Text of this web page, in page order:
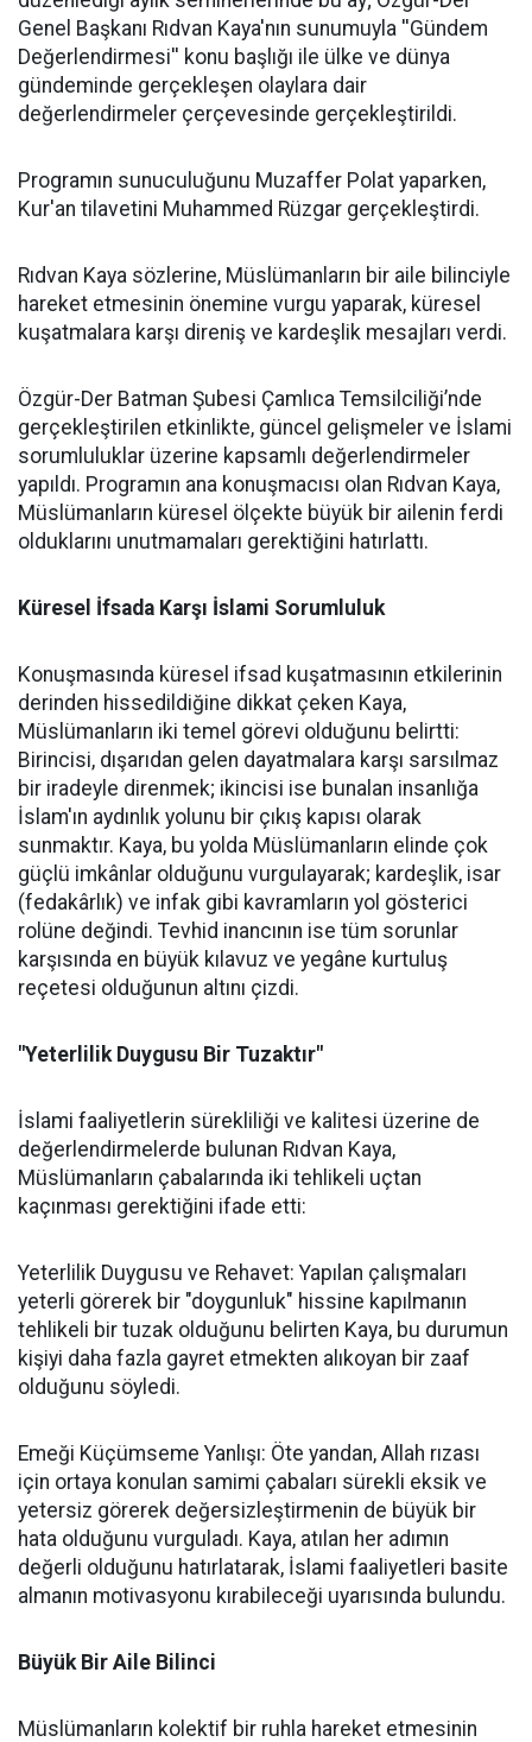
Genel Başkanı Rıdvan Kaya'nın sunumuyla ''Gündem
Değerlendirmesi'' konu başlığı ile ülke ve dünya
gündeminde gerçekleşen olaylara dair
değerlendirmeler çerçevesinde gerçekleştirildi.
Programın sunuculuğunu Muzaffer Polat yaparken,
Kur'an tilavetini Muhammed Rüzgar gerçekleştirdi.
Rıdvan Kaya sözlerine, Müslümanların bir aile bilinciyle
hareket etmesinin önemine vurgu yaparak, küresel
kuşatmalara karşı direniş ve kardeşlik mesajları verdi.
Özgür-Der Batman Şubesi Çamlıca Temsilciliği’nde
gerçekleştirilen etkinlikte, güncel gelişmeler ve İslami
sorumluluklar üzerine kapsamlı değerlendirmeler
yapıldı. Programın ana konuşmacısı olan Rıdvan Kaya,
Müslümanların küresel ölçekte büyük bir ailenin ferdi
olduklarını unutmamaları gerektiğini hatırlattı.
Küresel İfsada Karşı İslami Sorumluluk
Konuşmasında küresel ifsad kuşatmasının etkilerinin
derinden hissedildiğine dikkat çeken Kaya,
Müslümanların iki temel görevi olduğunu belirtti:
Birincisi, dışarıdan gelen dayatmalara karşı sarsılmaz
bir iradeyle direnmek; ikincisi ise bunalan insanlığa
İslam'ın aydınlık yolunu bir çıkış kapısı olarak
sunmaktır. Kaya, bu yolda Müslümanların elinde çok
güçlü imkânlar olduğunu vurgulayarak; kardeşlik, isar
(fedakârlık) ve infak gibi kavramların yol gösterici
rolüne değindi. Tevhid inancının ise tüm sorunlar
karşısında en büyük kılavuz ve yegâne kurtuluş
reçetesi olduğunun altını çizdi.
"Yeterlilik Duygusu Bir Tuzaktır"
İslami faaliyetlerin sürekliliği ve kalitesi üzerine de
değerlendirmelerde bulunan Rıdvan Kaya,
Müslümanların çabalarında iki tehlikeli uçtan
kaçınması gerektiğini ifade etti:
Yeterlilik Duygusu ve Rehavet: Yapılan çalışmaları
yeterli görerek bir "doygunluk" hissine kapılmanın
tehlikeli bir tuzak olduğunu belirten Kaya, bu durumun
kişiyi daha fazla gayret etmekten alıkoyan bir zaaf
olduğunu söyledi.
Emeği Küçümseme Yanlışı: Öte yandan, Allah rızası
için ortaya konulan samimi çabaları sürekli eksik ve
yetersiz görerek değersizleştirmenin de büyük bir
hata olduğunu vurguladı. Kaya, atılan her adımın
değerli olduğunu hatırlatarak, İslami faaliyetleri basite
almanın motivasyonu kırabileceği uyarısında bulundu.
Büyük Bir Aile Bilinci
Müslümanların kolektif bir ruhla hareket etmesinin